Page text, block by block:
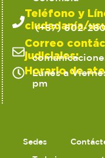
Teléfono y
ciudadanía/
(+57) 602-
Correo
judiciales:
Horario de
Lunes a
pm
Sedes